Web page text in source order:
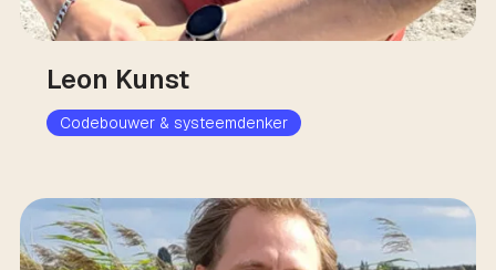
Leon Kunst
Codebouwer & systeemdenker